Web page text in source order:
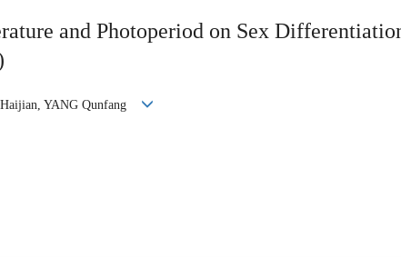
and Photoperiod on Sex
YANG Qunfang